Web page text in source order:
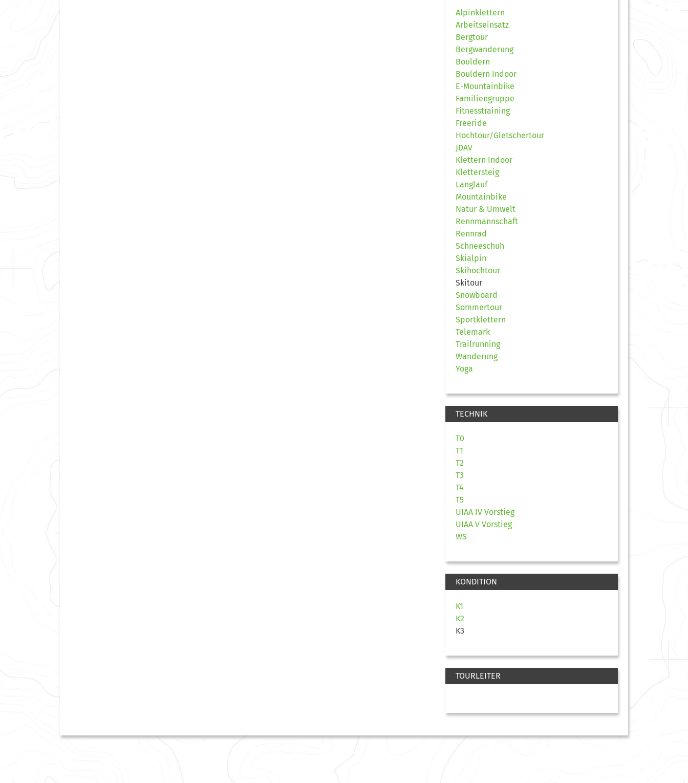
Alpinklettern
Arbeitseinsatz
Bergtour
Bergwanderung
Bouldern
Bouldern Indoor
E-Mountainbike
Familiengruppe
Fitnesstraining
Freeride
Hochtour/Gletschertour
JDAV
Klettern Indoor
Klettersteig
Langlauf
Mountainbike
Natur & Umwelt
Rennmannschaft
Rennrad
Schneeschuh
Skialpin
Skihochtour
Skitour
Snowboard
Sommertour
Sportklettern
Telemark
Trailrunning
Wanderung
Yoga
TECHNIK
T0
T1
T2
T3
T4
T5
UIAA IV Vorstieg
UIAA V Vorstieg
WS
KONDITION
K1
K2
K3
TOURLEITER